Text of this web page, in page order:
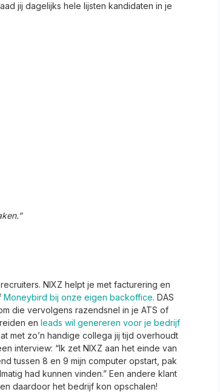
jij dagelijks hele lijsten kandidaten in je
NIXZ helpt je met facturering en
Moneybird bij onze eigen backoffice. DAS
die vervolgens razendsnel in je ATS of
en leads wil genereren voor je bedrijf
met zo’n handige collega jij tijd overhoudt
interview: “Ik zet NIXZ aan het einde van
tussen 8 en 9 mijn computer opstart, pak
had kunnen vinden.” Een andere klant
en daardoor het bedrijf kon opschalen!